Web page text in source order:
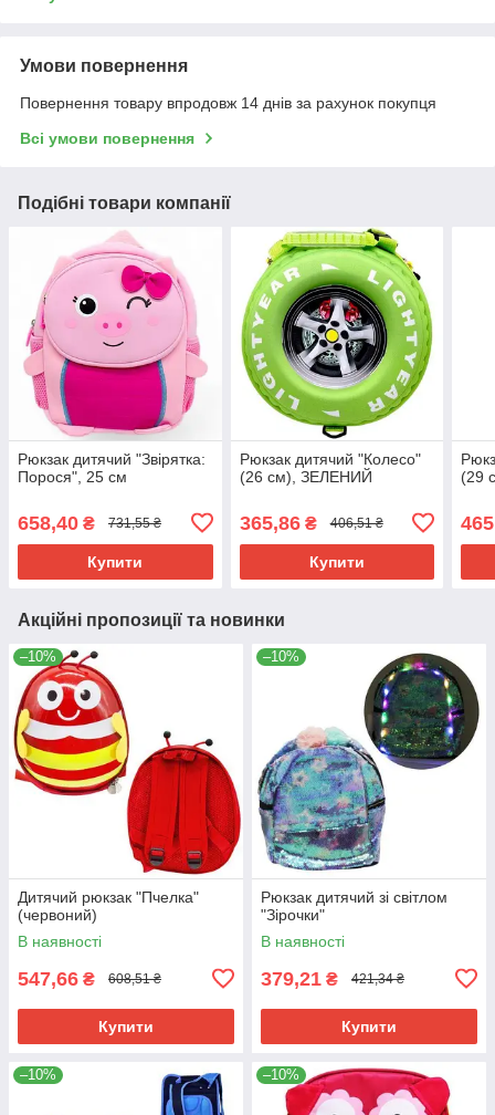
Умови повернення
Повернення товару впродовж 14 днів за рахунок покупця
Всі умови повернення
Подібні товари компанії
Рюкзак дитячий "Звірятка:
Порося", 25 см
658,40 ₴ 731,55 ₴
Купити
Рюкзак дитячий "Колесо"
(26 см), ЗЕЛЕНИЙ
365,86₴ 406,51 ₴
Купити
(29
Акційні пропозиції та новинки
–10%
Дитячий рюкзак "Пчелка"
(червоний)
В наявності
547,66 ₴ 608,51 ₴
Купити
–10%
Рюкзак дитячий зі світлом
"Зірочки"
В наявності
379,21 ₴ 421,34 ₴
Купити
–10% –10%